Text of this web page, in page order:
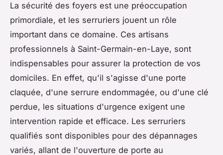
La sécurité des foyers est une préoccupation
primordiale, et les serruriers jouent un rôle
important dans ce domaine. Ces artisans
professionnels à Saint-Germain-en-Laye, sont
indispensables pour assurer la protection de vos
domiciles. En effet, qu'il s'agisse d'une porte
claquée, d'une serrure endommagée, ou d'une clé
perdue, les situations d'urgence exigent une
intervention rapide et efficace. Les serruriers
qualifiés sont disponibles pour des dépannages
variés, allant de l'ouverture de porte au